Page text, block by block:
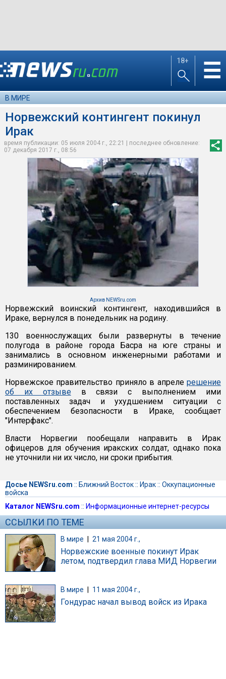
18+ ☰
В МИРЕ
Норвежский контингент покинул
Ирак
время публикации: 05 июля 2004 г., 22:21 | последнее обновление:
07 декабря 2017 г., 08:56
Архив NEWSru.com
Норвежский воинский контингент, находившийся в
Ираке, вернулся в понедельник на родину.
130 военнослужащих были развернуты в течение
полугода в районе города Басра на юге страны и
занимались в основном инженерными работами и
разминированием.
Норвежское правительство приняло в апреле решение
об их отзывев связи с выполнением ими
поставленных задач и ухудшением ситуации с
обеспечением безопасности в Ираке, сообщает
"Интерфакс".
Власти Норвегии пообещали направить в Ирак
офицеров для обучения иракских солдат, однако пока
не уточнили ни их число, ни сроки прибытия.
Досье NEWSru.com :: Ближний Восток:: Ирак:: Оккупационные
войска
Каталог NEWSru.com :: Информационные интернет-ресурсы
ССЫЛКИ ПО ТЕМЕ
В мире | 21 мая 2004 г.,
Норвежские военные покинут Ирак
летом, подтвердил глава МИД Норвегии
В мире 11 мая 2004 г.,
Гондурас начал вывод войск из Ирака